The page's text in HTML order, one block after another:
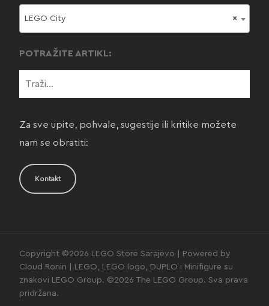
×
LEGO City
POTRAŽITE ARTIKL:
Za sve upite, pohvale, sugestije ili kritike možete
nam se obratiti:
Kontakt
Copyright ©2026 LEGO Store Sarajevo | Powered by
Cloud Ronin | LEGO, LEGO logo, DUPLO i Minifigure su
znakovi LEGO Group. ©2026 The LEGO Group. Sva prava
pridržana.